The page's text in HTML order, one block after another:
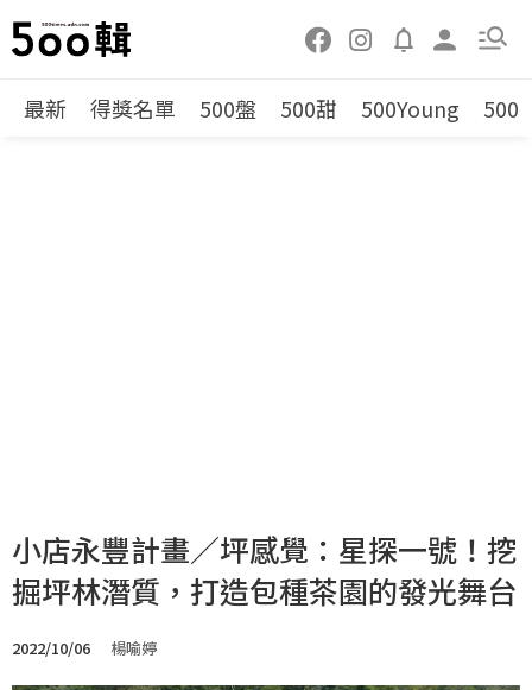
最新 得獎名單 500盤 500甜 500Young 500
小店永豐計畫／坪感覺：星探一號！挖
掘坪林潛質，打造包種茶園的發光舞台
2022/10/06 楊喻婷